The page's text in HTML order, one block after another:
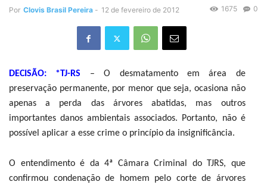
Por Clovis Brasil Pereira - 12 de fevereiro de 2012 0
1675
DECISÃO: *TJ-RS – O desmatamento em área de
preservação permanente, por menor que seja, ocasiona não
apenas a perda das árvores abatidas, mas outros
importantes danos ambientais associados. Portanto, não é
possível aplicar a esse crime o princípio da insignificância.
O entendimento é da 4ª Câmara Criminal do TJRS, que
confirmou condenação de homem pelo corte de árvores